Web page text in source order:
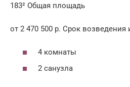
183² Общая площадь
от 2 470 500 р. Срок возведения
4 комнаты
2 санузла